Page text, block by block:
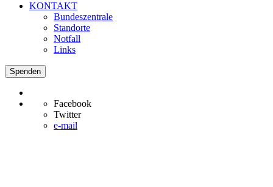
KONTAKT
Bundeszentrale
Standorte
Notfall
Links
Spenden
Facebook
Twitter
e-mail